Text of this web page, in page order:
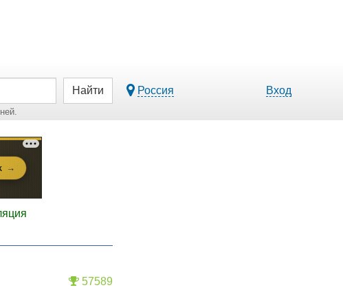
Найти Россия Вход
57589